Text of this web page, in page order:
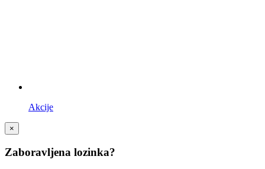
Akcije
×
Zaboravljena lozinka?